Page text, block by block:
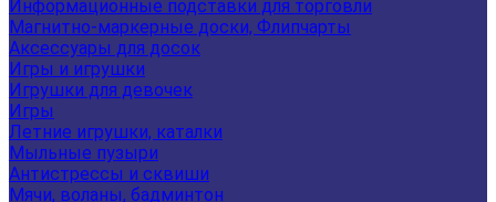
Информационные подставки для торговли
Магнитно-маркерные доски, Флипчарты
Аксессуары для досок
Игры и игрушки
Игрушки для девочек
Игры
Летние игрушки, каталки
Мыльные пузыри
Антистрессы и сквиши
Мячи, воланы, бадминтон